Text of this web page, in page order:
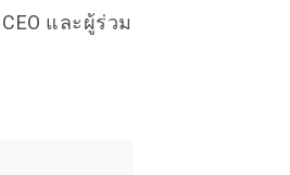
และผู้ร่วม